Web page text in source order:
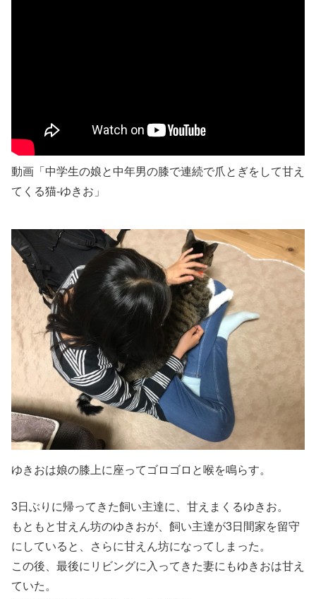
動画「中学生の娘と中年男の膝で連続で爪とぎをして甘え
てくる猫-ゆきお」
ゆきおは娘の膝上に座ってゴロゴロと喉を鳴らす。
3日ぶりに帰ってきた飼い主達に、甘えまくるゆきお。
もともと甘えん坊のゆきおが、飼い主達が3日間家を留守
にしていると、さらに甘えん坊になってしまった。
この後、最後にリビングに入ってきた妻にもゆきおは甘え
ていた。